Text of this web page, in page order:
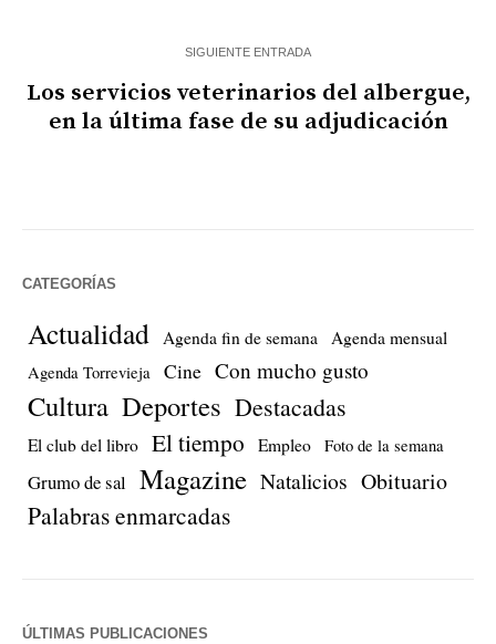
SIGUIENTE ENTRADA
Los servicios veterinarios del albergue,
en la última fase de su adjudicación
CATEGORÍAS
Actualidad Agenda fin de semana Agenda mensual
Agenda Torrevieja Cine Con mucho gusto
Cultura Deportes Destacadas
El club del libro El tiempo Empleo Foto de la semana
Grumo de sal Magazine Natalicios Obituario
Palabras enmarcadas
ÚLTIMAS PUBLICACIONES